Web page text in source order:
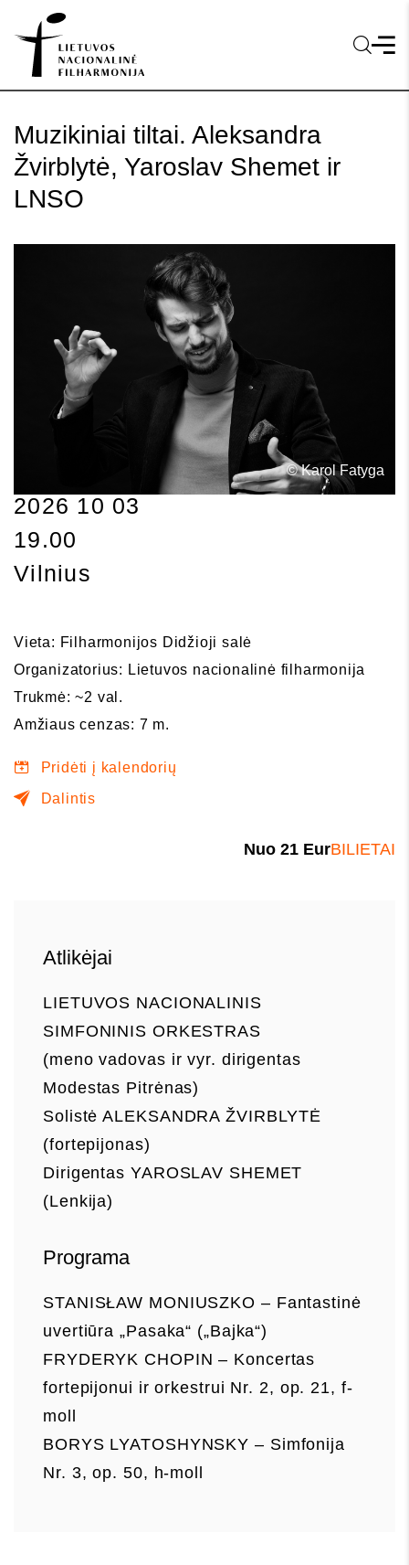
Muzikiniai tiltai. Aleksandra
Žvirblytė, Yaroslav Shemet ir
LNSO
© Karol Fatyga
2026 10 03
19.00
Vilnius
Vieta: Filharmonijos Didžioji salė
Organizatorius: Lietuvos nacionalinė filharmonija
Trukmė: ~2 val.
Amžiaus cenzas: 7 m.
Pridėti į kalendorių
Dalintis
Nuo 21 EurBILIETAI
Atlikėjai
LIETUVOS NACIONALINIS
SIMFONINIS ORKESTRAS
(meno vadovas ir vyr. dirigentas
Modestas Pitrėnas)
Solistė ALEKSANDRA ŽVIRBLYTĖ
(fortepijonas)
Dirigentas YAROSLAV SHEMET
(Lenkija)
Programa
STANISŁAW MONIUSZKO – Fantastinė
uvertiūra „Pasaka“ („Bajka“)
FRYDERYK CHOPIN – Koncertas
fortepijonui ir orkestrui Nr. 2, op. 21, f-
moll
BORYS LYATOSHYNSKY – Simfonija
Nr. 3, op. 50, h-moll